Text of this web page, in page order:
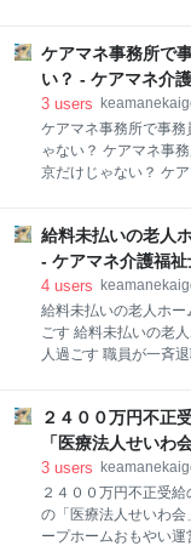
来の自立に向けて生
場所」プロジェクトを
C拠点は、多子家庭や
が
職員が増えるけど…
アマネ介護福祉士的に
どうでもいい パート
【公式】ケアマネ介
のお知らせ⇓⇓ 厚生労
な課題となっている介
部】 パート合格の考
報告書を有識者会議
試から導入する。 現
ケアマネ事務所で
い？ - ケアマネ介
3 users
ケアマネ事務所で事務
ゃない？ ケアマネ事
京だけじゃない？ ケ
更新研修費用も助成…
にどんどん処遇改善し
福祉士の考察 今まで
【公式】ケアマネ介
グのお知らせ⇓⇓ 東京
ジャーの数は２０１
となっている。そこ
負担した法定研修の
護支援事業所での事
分・最大１８
給料未払いの老人
- ケアマネ介護福
4 users
給料未払いの老人ホ
ごす 給料未払いの老
人過ごす 職員が一斉
勤でも職員ゼロ… １
ケアマネ介護福祉士
ね… 値上げラッシュ
式】ケアマネ介護福
き方が重視されるか
⇓⇓ “一気に30人近く
２４００万円不正
「医療法人せいわ
3 users
２４００万円不正受
の「医療法人せいわ
ープホームおもやい